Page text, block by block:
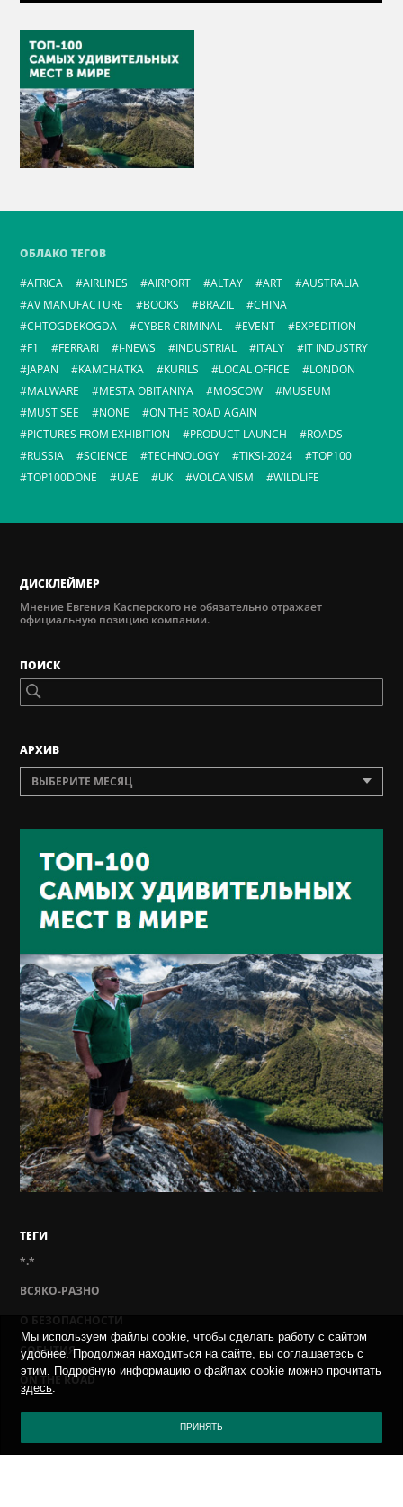
ОБЛАКО ТЕГОВ
AFRICA
AIRLINES AIRPORT ALTAY ART
AUSTRALIA
AV MANUFACTURE
BOOKS BRAZIL
CHINA
CHTOGDEKOGDA
CYBER CRIMINAL EVENT
EXPEDITION
F1
FERRARI I-NEWS INDUSTRIAL ITALY
IT INDUSTRY
JAPAN
KAMCHATKA KURILS LOCAL OFFICE
LONDON
MALWARE
MESTA OBITANIYA MOSCOW
MUSEUM
MUST SEE
NONE
ON THE ROAD AGAIN
PICTURES FROM EXHIBITION
PRODUCT LAUNCH
ROADS
RUSSIA
SCIENCE TECHNOLOGY TIKSI-2024
TOP100
TOP100DONE
UAE UK VOLCANISM WILDLIFE
ДИСКЛЕЙМЕР
Мнение Евгения Касперского не обязательно отражает
официальную позицию компании.
ПОИСК
AРХИВ
ВЫБЕРИТЕ МЕСЯЦ
ТЕГИ
*.*
ВСЯКО-РАЗНО
О БЕЗОПАСНОСТИ
СОБЫТИЯ
ON THE ROAD
ПОЛИТИКА КОНФИДЕНЦИАЛЬНОСТИ
ПРИСЛАТЬ ВИРУС
Мы используем файлы cookie, чтобы сделать работу с сайтом
удобнее. Продолжая находиться на сайте, вы соглашаетесь с
этим. Подробную информацию о файлах cookie можно прочитать
здесь.
ПРИНЯТЬ